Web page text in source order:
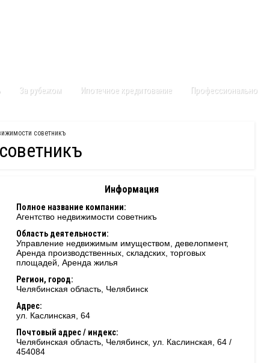
За рубежом Ипотечное кредитование Профессионально
советникъ
Информация
Полное название компании:
Агентство недвижимости советникъ
Область деятельности:
Управление недвижимым имуществом, девелопмент,
Аренда производственных, складских, торговых
площадей, Аренда жилья
Регион, город:
Челябинская область Челябинск
Адрес:
ул. Каслинская, 64
Почтовый адрес / индекс:
Челябинская область, Челябинск, ул. Каслинская, 64 /
454084